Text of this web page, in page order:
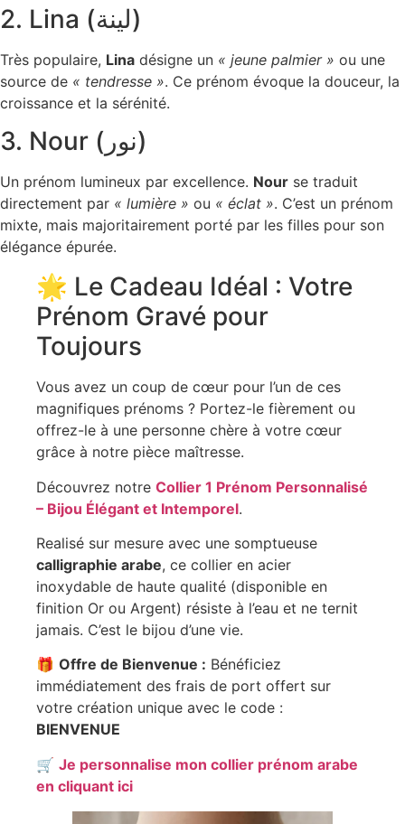
2. Lina (لينة)
Très populaire, Lina désigne un « jeune palmier » ou une
source de « tendresse ». Ce prénom évoque la douceur, la
croissance et la sérénité.
3. Nour (نور)
Un prénom lumineux par excellence. Nour se traduit
directement par « lumière » ou « éclat ». C’est un prénom
mixte, mais majoritairement porté par les filles pour son
élégance épurée.
🌟 Le Cadeau Idéal : Votre
Prénom Gravé pour
Toujours
Vous avez un coup de cœur pour l’un de ces
magnifiques prénoms ? Portez-le fièrement ou
offrez-le à une personne chère à votre cœur
grâce à notre pièce maîtresse.
Découvrez notre Collier 1 Prénom Personnalisé
– Bijou Élégant et Intemporel.
Realisé sur mesure avec une somptueuse
calligraphie arabe, ce collier en acier
inoxydable de haute qualité (disponible en
finition Or ou Argent) résiste à l’eau et ne ternit
jamais. C’est le bijou d’une vie.
🎁 Offre de Bienvenue : Bénéficiez
immédiatement des frais de port offert sur
votre création unique avec le code :
BIENVENUE
🛒 Je personnalise mon collier prénom arabe
en cliquant ici